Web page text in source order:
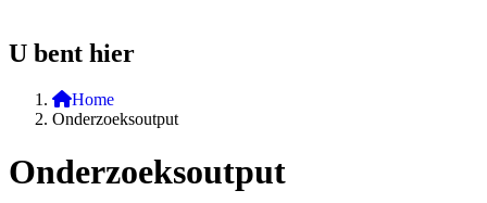
U bent hier
Home
Onderzoeksoutput
Onderzoeksoutput